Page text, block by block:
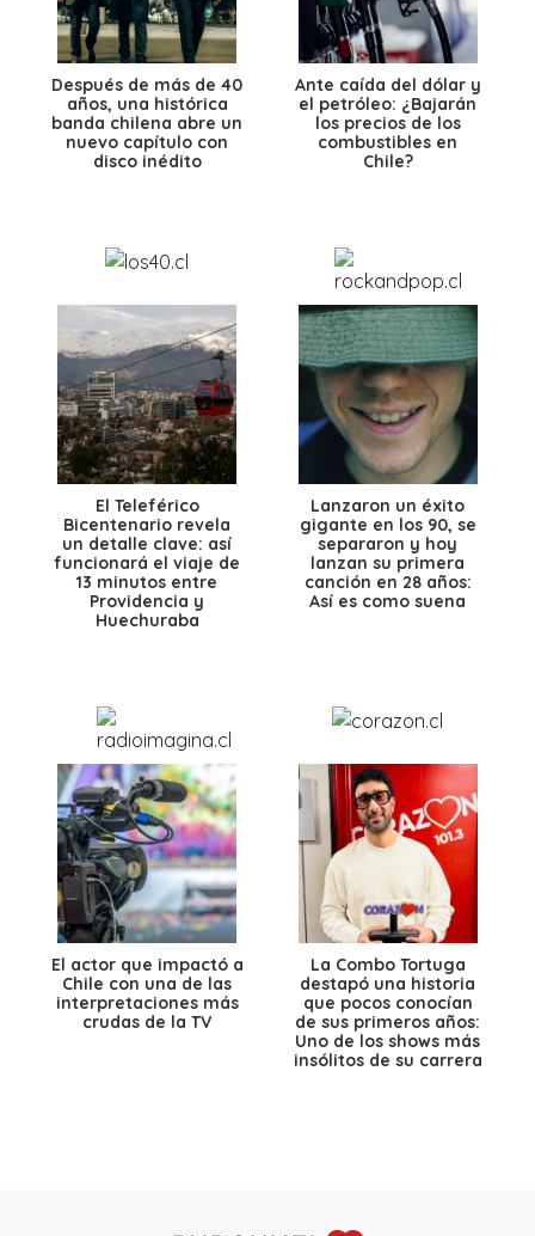
Después de más de 40
años, una histórica
banda chilena abre un
nuevo capítulo con
disco inédito
Ante caída del dólar y
el petróleo: ¿Bajarán
los precios de los
combustibles en
Chile?
El Teleférico
Bicentenario revela
un detalle clave: así
funcionará el viaje de
13 minutos entre
Providencia y
Huechuraba
Lanzaron un éxito
gigante en los 90, se
separaron y hoy
lanzan su primera
canción en 28 años:
Así es como suena
El actor que impactó a
Chile con una de las
interpretaciones más
crudas de la TV
La Combo Tortuga
destapó una historia
que pocos conocían
de sus primeros años:
Uno de los shows más
insólitos de su carrera